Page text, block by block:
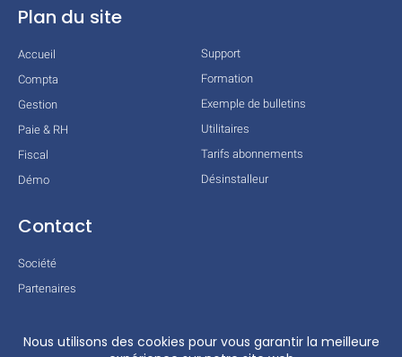
Plan du site
Accueil
Compta
Gestion
Paie & RH
Fiscal
Démo
Support
Formation
Exemple de bulletins
Utilitaires
Tarifs abonnements
Désinstalleur
Contact
Société
Partenaires
Mentions légales